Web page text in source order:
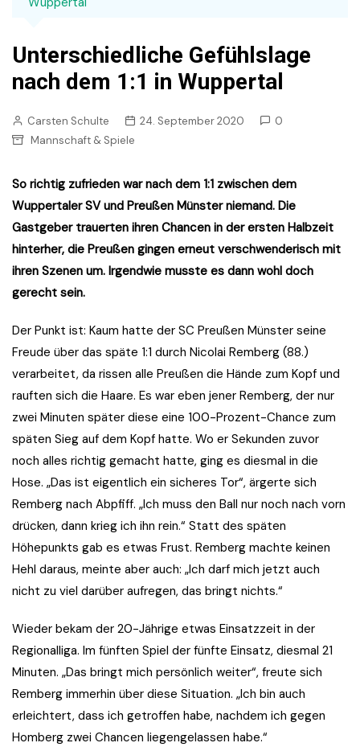
Unterschiedliche Gefühlslage
nach dem 1:1 in Wuppertal
Carsten Schulte 24. September 2020
0
Mannschaft & Spiele
So richtig zufrieden war nach dem 1:1 zwischen dem
Wuppertaler SV und Preußen Münster niemand. Die
Gastgeber trauerten ihren Chancen in der ersten Halbzeit
hinterher, die Preußen gingen erneut verschwenderisch mit
ihren Szenen um. Irgendwie musste es dann wohl doch
gerecht sein.
Der Punkt ist: Kaum hatte der SC Preußen Münster seine
Freude über das späte 1:1 durch Nicolai Remberg (88.)
verarbeitet, da rissen alle Preußen die Hände zum Kopf und
rauften sich die Haare. Es war eben jener Remberg, der nur
zwei Minuten später diese eine 100-Prozent-Chance zum
späten Sieg auf dem Kopf hatte. Wo er Sekunden zuvor
noch alles richtig gemacht hatte, ging es diesmal in die
Hose. „Das ist eigentlich ein sicheres Tor“, ärgerte sich
Remberg nach Abpfiff. „Ich muss den Ball nur noch nach vorn
drücken, dann krieg ich ihn rein.“ Statt des späten
Höhepunkts gab es etwas Frust. Remberg machte keinen
Hehl daraus, meinte aber auch: „Ich darf mich jetzt auch
nicht zu viel darüber aufregen, das bringt nichts.“
Wieder bekam der 20-Jährige etwas Einsatzzeit in der
Regionalliga. Im fünften Spiel der fünfte Einsatz, diesmal 21
Minuten. „Das bringt mich persönlich weiter“, freute sich
Remberg immerhin über diese Situation. „Ich bin auch
erleichtert, dass ich getroffen habe, nachdem ich gegen
Homberg zwei Chancen liegengelassen habe.“